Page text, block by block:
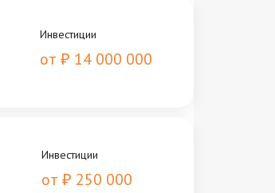
Инвестиции
от ₽ 14 000 000
Инвестиции
от ₽ 250 000